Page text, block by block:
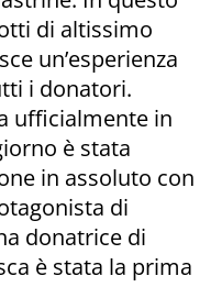
di altissimo
un’esperienza
i donatori.
ufficialmente in
è stata
in assoluto con
di
donatrice di
è stata la prima